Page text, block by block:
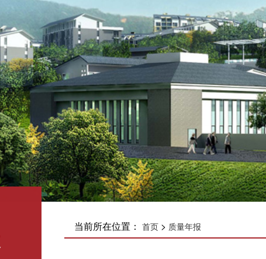
当前所在位置： 首页> 质量年报